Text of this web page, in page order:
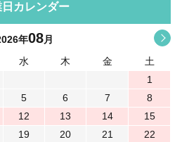
カレンダー
>
年08月
水 木 金
土
1
5 6 7
8
12 13 14
15
19 20 21
22